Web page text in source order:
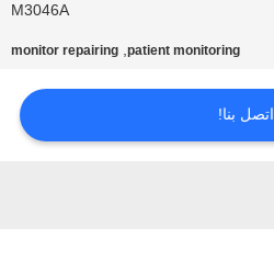
M3046A
patient monitoring
,
monitor repairing
اتصل بنا!